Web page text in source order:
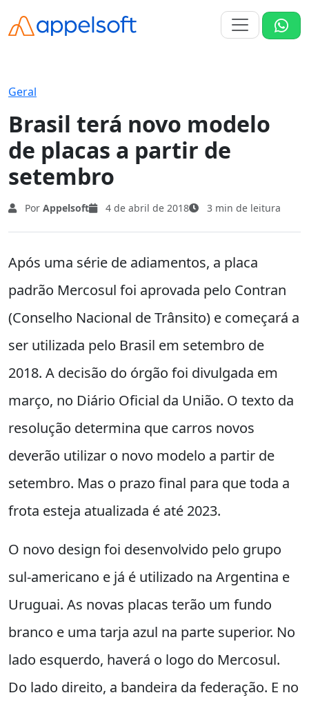
Geral
Brasil terá novo modelo
de placas a partir de
setembro
Por Appelsoft 4 de abril de 2018 3 min de leitura
Após uma série de adiamentos, a placa
padrão Mercosul foi aprovada pelo Contran
(Conselho Nacional de Trânsito) e começará a
ser utilizada pelo Brasil em setembro de
2018. A decisão do órgão foi divulgada em
março, no Diário Oficial da União. O texto da
resolução determina que carros novos
deverão utilizar o novo modelo a partir de
setembro. Mas o prazo final para que toda a
frota esteja atualizada é até 2023.
O novo design foi desenvolvido pelo grupo
sul-americano e já é utilizado na Argentina e
Uruguai. As novas placas terão um fundo
branco e uma tarja azul na parte superior. No
lado esquerdo, haverá o logo do Mercosul.
Do lado direito, a bandeira da federação. E no